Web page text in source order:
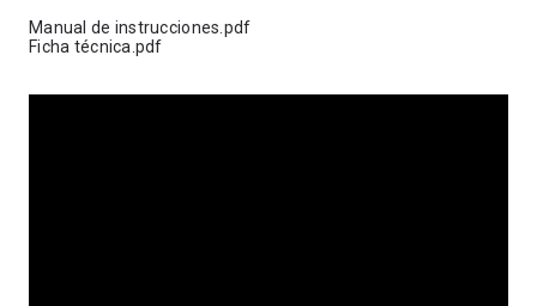
Manual de instrucciones.pdf
Ficha técnica.pdf